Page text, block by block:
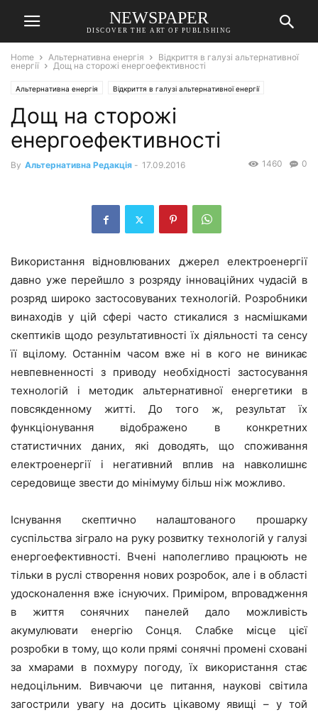
NEWSPAPER
DISCOVER THE ART OF PUBLISHING
Home Альтернативна енергія
Відкриття в галузі альтернативної
енергії
Дощ на сторожі енергоефективності
Альтернативна енергія Відкриття в галузі альтернативної енергії
Дощ на сторожі
енергоефективності
By Альтернативна Редакція - 17.09.2016 0
1460
Використання відновлюваних джерел електроенергії
давно уже перейшло з розряду інноваційних чудасій в
розряд широко застосовуваних технологій. Розробники
винаходів у цій сфері часто стикалися з насмішками
скептиків щодо результативності їх діяльності та сенсу
її вцілому. Останнім часом вже ні в кого не виникає
невпевненності з приводу необхідності застосування
технологій і методик альтернативної енергетики в
повсякденному житті. До того ж, результат їх
функціонування відображено в конкретних
статистичних даних, які доводять, що споживання
електроенергії і негативний вплив на навколишнє
середовище звести до мінімуму більш ніж можливо.
Існування скептично налаштованого прошарку
суспільства зіграло на руку розвитку технологій у галузі
енергоефективності. Вчені наполегливо працюють не
тільки в руслі створення нових розробок, але і в області
удосконалення вже існуючих. Приміром, впровадження
в життя сонячних панелей дало можливість
акумулювати енергію Сонця. Слабке місце цієї
розробки в тому, що коли прямі сонячні промені сховані
за хмарами в похмуру погоду, їх використання стає
недоцільним. Вивчаючи це питання, наукові світила
загострили увагу на досить цікавому явищі – у той